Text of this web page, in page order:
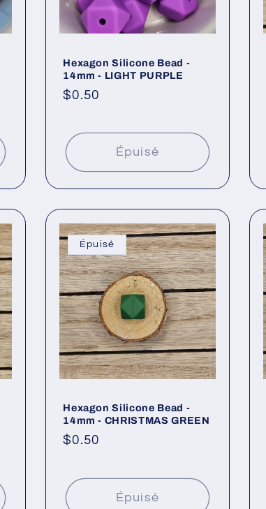
Hexagon Silicone Bead -
14mm - LIGHT PURPLE
Prix
$0.50
Épuisé
Épuisé
Hexagon Silicone Bead -
14mm - CHRISTMAS GREEN
Prix
$0.50
Épuisé